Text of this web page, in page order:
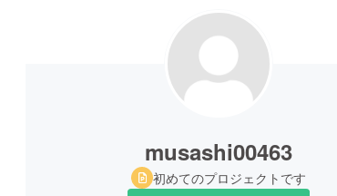
musashi00463
初めてのプロジェクトです